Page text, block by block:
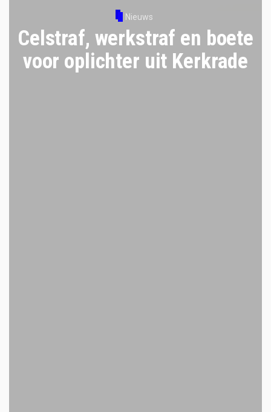
Nieuws
Celstraf, werkstraf en boete
voor oplichter uit Kerkrade